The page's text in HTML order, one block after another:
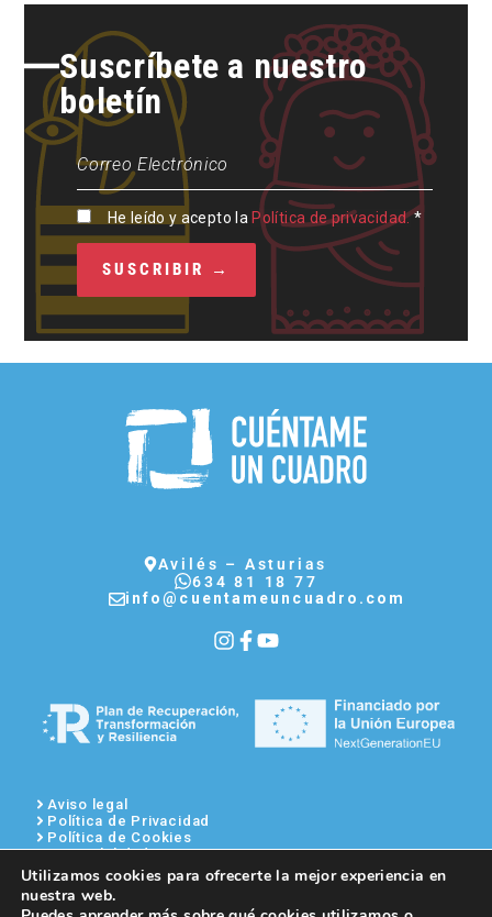
Suscríbete a nuestro
boletín
He leído y acepto la Política de privacidad. *
Avilés – Asturias
634 81 18 77
info@cuentameuncuadro.com
Aviso legal
Política de Privacidad
Política de Cookies
Accesibilidad
Mapa del sitio
Condiciones generales de venta
Utilizamos cookies para ofrecerte la mejor experiencia en
nuestra web.